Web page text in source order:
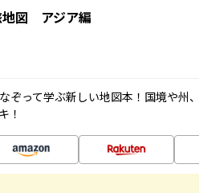
図 アジア編
ぞって学ぶ新しい地図本！国境や州
！